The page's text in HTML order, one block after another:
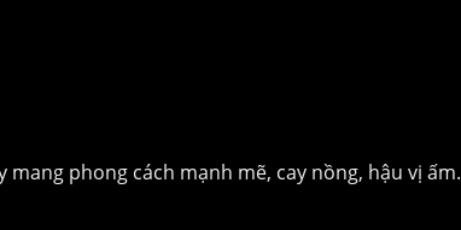
phong cách mạnh mẽ, cay nồng, hậu vị ấm.